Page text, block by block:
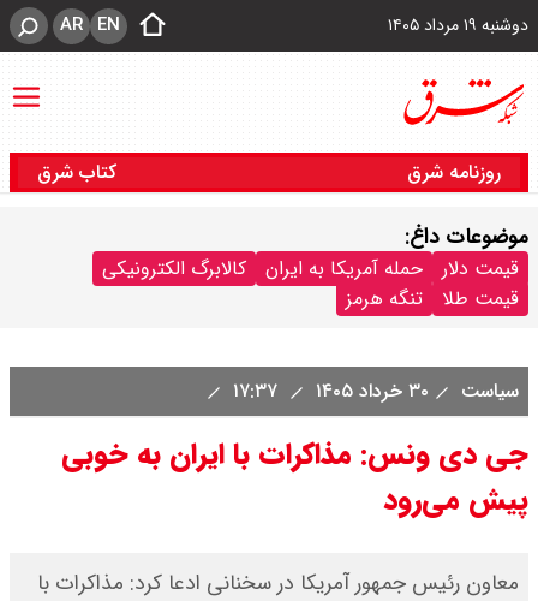
دوشنبه ۱۹ مرداد ۱۴۰۵ EN
AR
روزنامه شرق کتاب شرق
موضوعات داغ:
قیمت دلار حمله آمریکا به ایران
کالابرگ الکترونیکی
قیمت طلا
تنگه هرمز
سیاست ۳۰ خرداد ۱۴۰۵
جی دی ونس: مذاکرات با ایران به خوبی
پیش می‌رود
معاون رئیس جمهور آمریکا در سخنانی ادعا کرد: مذاکرات با